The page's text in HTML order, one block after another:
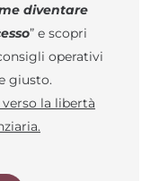
diventare
” e scopri
operativi
giusto.
la libertà